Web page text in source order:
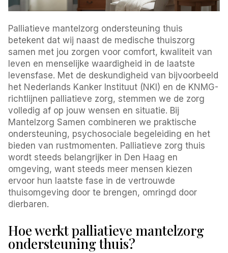
Palliatieve mantelzorg ondersteuning thuis
betekent dat wij naast de medische thuiszorg
samen met jou zorgen voor comfort, kwaliteit van
leven en menselijke waardigheid in de laatste
levensfase. Met de deskundigheid van bijvoorbeeld
het Nederlands Kanker Instituut (NKI) en de KNMG-
richtlijnen palliatieve zorg, stemmen we de zorg
volledig af op jouw wensen en situatie. Bij
Mantelzorg Samen combineren we praktische
ondersteuning, psychosociale begeleiding en het
bieden van rustmomenten. Palliatieve zorg thuis
wordt steeds belangrijker in Den Haag en
omgeving, want steeds meer mensen kiezen
ervoor hun laatste fase in de vertrouwde
thuisomgeving door te brengen, omringd door
dierbaren.
Hoe werkt palliatieve mantelzorg
ondersteuning thuis?